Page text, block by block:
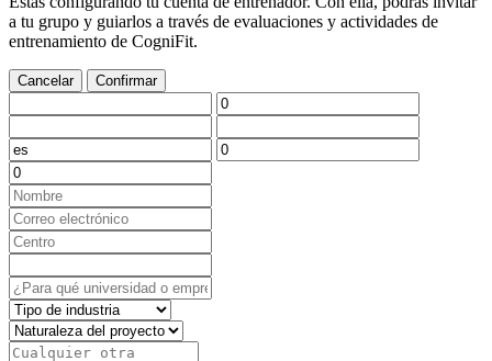
a tu grupo y guiarlos a través de evaluaciones y actividades de
entrenamiento de CogniFit.